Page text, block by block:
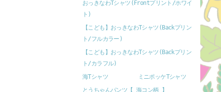
おっきなわTシャツ(Frontプリント/ホワイ
ト)
【こども】おっきなわTシャツ(Backプリン
ト/フルカラー)
【こども】おっきなわTシャツ(Backプリン
ト/カラフル)
海Tシャツ
ミニポッケTシャツ
とうちゃんパンツ【 海コン柄 】